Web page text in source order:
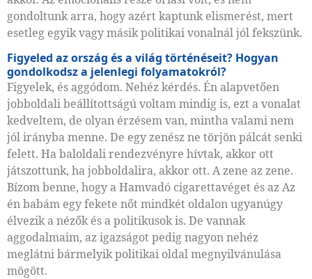
gondoltunk arra, hogy azért kaptunk elismerést, mert
esetleg egyik vagy másik politikai vonalnál jól fekszünk.
Figyeled az ország és a világ történéseit? Hogyan
gondolkodsz a jelenlegi folyamatokról?
Figyelek, és aggódom. Nehéz kérdés. Én alapvetően
jobboldali beállítottságú voltam mindig is, ezt a vonalat
kedveltem, de olyan érzésem van, mintha valami nem
jól irányba menne. De egy zenész ne törjön pálcát senki
felett. Ha baloldali rendezvényre hívtak, akkor ott
játszottunk, ha jobboldalira, akkor ott. A zene az zene.
Bízom benne, hogy a Hamvadó cigarettavéget és az Az
én babám egy fekete nőt mindkét oldalon ugyanúgy
élvezik a nézők és a politikusok is. De vannak
aggodalmaim, az igazságot pedig nagyon nehéz
meglátni bármelyik politikai oldal megnyilvánulása
mögött.